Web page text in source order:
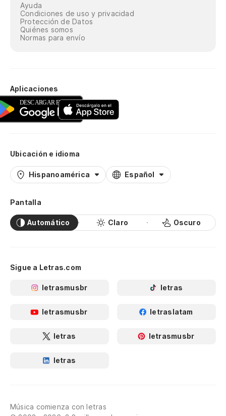
Ayuda
Condiciones de uso y privacidad
Protección de Datos
Quiénes somos
Normas para envío
Aplicaciones
Ubicación e idioma
Hispanoamérica Español
Pantalla
Automático Claro Oscuro
Sigue a Letras.com
letrasmusbr letras
letrasmusbr letraslatam
letras letrasmusbr
letras
Música comienza con letras